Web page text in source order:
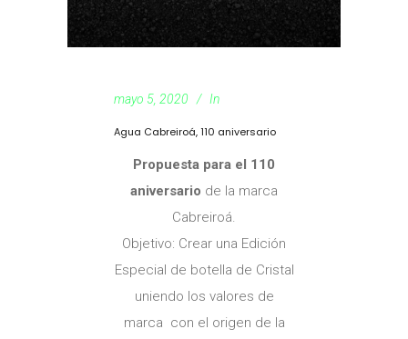
mayo 5, 2020 In
Agua Cabreiroá, 110 aniversario
Propuesta para el 110
aniversario de la marca
Cabreiroá.
Objetivo: Crear una Edición
Especial de botella de Cristal
uniendo los valores de
marca con el origen de la